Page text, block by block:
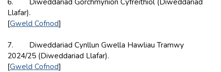
Llafar).
[Gweld Cofnod]
7. Diweddariad Cynllun Gwella Hawliau Tramwy
2024/25 (Diweddariad Llafar).
[Gweld Cofnod]